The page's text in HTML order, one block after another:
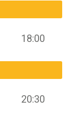
18:00
20:30